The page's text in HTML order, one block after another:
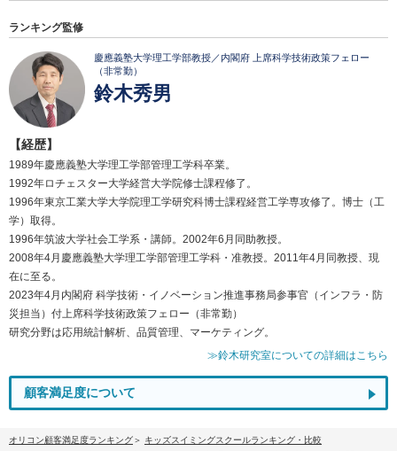
ランキング監修
慶應義塾大学理工学部教授／内閣府 上席科学技術政策フェロー
（非常勤）
鈴木秀男
【経歴】
1989年慶應義塾大学理工学部管理工学科卒業。
1992年ロチェスター大学経営大学院修士課程修了。
1996年東京工業大学大学院理工学研究科博士課程経営工学専攻修了。博士（工
学）取得。
1996年筑波大学社会工学系・講師。2002年6月同助教授。
2008年4月慶應義塾大学理工学部管理工学科・准教授。2011年4月同教授、現
在に至る。
2023年4月内閣府 科学技術・イノベーション推進事務局参事官（インフラ・防
災担当）付上席科学技術政策フェロー（非常勤）
研究分野は応用統計解析、品質管理、マーケティング。
≫鈴木研究室についての詳細はこちら
顧客満足度について
オリコン顧客満足度ランキング
キッズスイミングスクールランキング・比較